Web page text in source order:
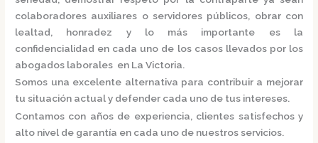
colaboradores auxiliares o servidores públicos, obrar con
lealtad, honradez y lo más importante es la
confidencialidad en cada uno de los casos llevados por los
abogados laborales en La Victoria.
Somos una excelente alternativa para contribuir a mejorar
tu situación actual y defender cada uno de tus intereses.
Contamos con años de experiencia, clientes satisfechos y
alto nivel de garantía en cada uno de nuestros servicios.